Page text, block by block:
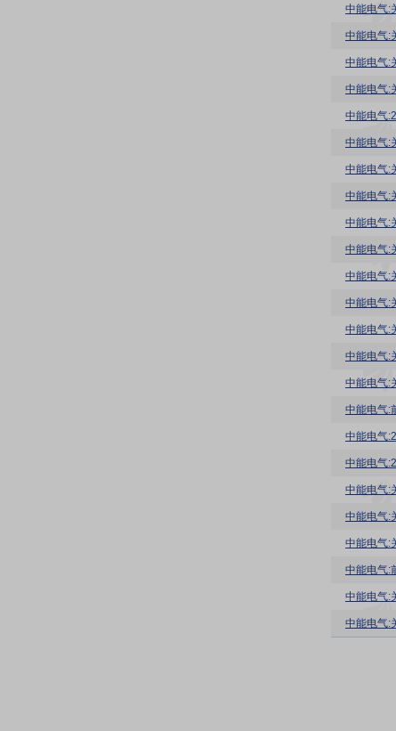
中能电气:
中能电气:
中能电气:
中能电气:
中能电气
中能电气:
中能电气:
中能电气:
中能电气:
中能电气:
中能电气:
中能电气:
中能电气:
中能电气:
中能电气:
中能电气:
中能电气
中能电气
中能电气:
中能电气:
中能电气:
中能电气:
中能电气:
中能电气: